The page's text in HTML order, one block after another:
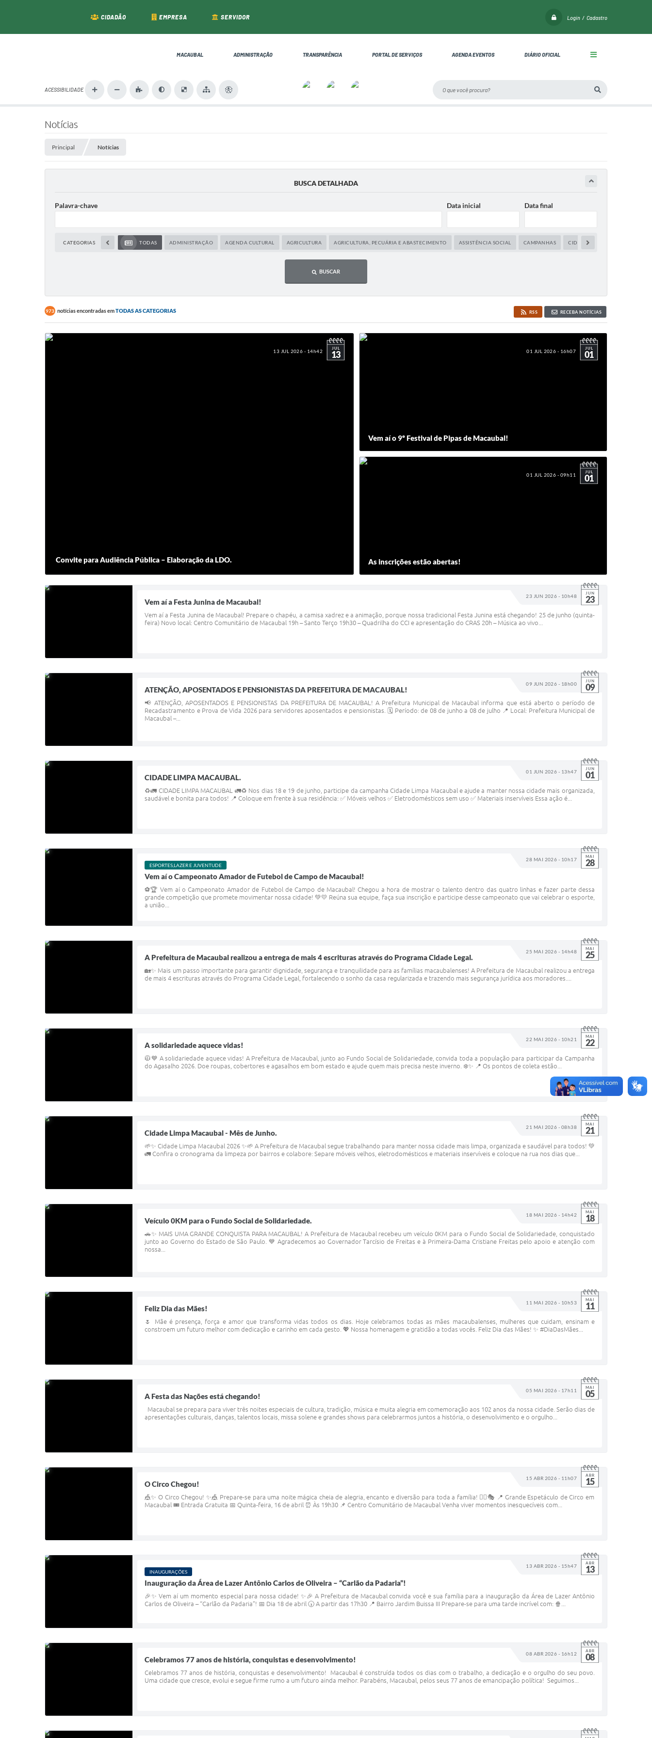
Login / Cadastro
CIDADÃO EMPRESA SERVIDOR
MACAUBAL ADMINISTRAÇÃO TRANSPARÊNCIA PORTAL DE SERVIÇOS AGENDA EVENTOS DIÁRIO OFICIAL
ACESSIBILIDADE
Notícias
Principal Notícias
BUSCA DETALHADA
Palavra-chave Data inicial Data final
CATEGORIAS TODAS ADMINISTRAÇÃO AGENDA CULTURAL AGRICULTURA AGRICULTURA, PECUÁRIA E ABASTECIMENTO ASSISTÊNCIA SOCIAL CAMPANHAS CIDADES
BUSCAR
973 notícias encontradas emTODAS AS CATEGORIAS RSS RECEBA NOTÍCIAS
13 JUL 2026 - 14h42 JUL
13
Convite para Audiência Pública – Elaboração da LDO.
01 JUL 2026 - 16h07 JUL
01
Vem aí o 9º Festival de Pipas de Macaubal!
01 JUL 2026 - 09h11 JUL
01
As inscrições estão abertas!
23 JUN 2026 - 10h48 JUN
23
Vem aí a Festa Junina de Macaubal!
Vem aí a Festa Junina de Macaubal! Prepare o chapéu, a camisa xadrez e a animação, porque nossa tradicional Festa Junina está chegando! 25 de junho (quinta-
feira) Novo local: Centro Comunitário de Macaubal 19h – Santo Terço 19h30 – Quadrilha do CCI e apresentação do CRAS 20h – Música ao vivo...
09 JUN 2026 - 18h00 JUN
09
ATENÇÃO, APOSENTADOS E PENSIONISTAS DA PREFEITURA DE MACAUBAL!
📢 ATENÇÃO, APOSENTADOS E PENSIONISTAS DA PREFEITURA DE MACAUBAL! A Prefeitura Municipal de Macaubal informa que está aberto o período de
Recadastramento e Prova de Vida 2026 para servidores aposentados e pensionistas. 🗓 Período: de 08 de junho a 08 de julho 📍 Local: Prefeitura Municipal de
Macaubal –...
01 JUN 2026 - 13h47 JUN
01
CIDADE LIMPA MACAUBAL.
♻️🚛 CIDADE LIMPA MACAUBAL 🚛♻️ Nos dias 18 e 19 de junho, participe da campanha Cidade Limpa Macaubal e ajude a manter nossa cidade mais organizada,
saudável e bonita para todos! 📍 Coloque em frente à sua residência: ✅ Móveis velhos ✅ Eletrodomésticos sem uso ✅ Materiais inservíveis Essa ação é...
28 MAI 2026 - 10h17 MAI
28
ESPORTES,LAZER E JUVENTUDE
Vem aí o Campeonato Amador de Futebol de Campo de Macaubal!
⚽🏆 Vem aí o Campeonato Amador de Futebol de Campo de Macaubal! Chegou a hora de mostrar o talento dentro das quatro linhas e fazer parte dessa
grande competição que promete movimentar nossa cidade! 💚💛 Reúna sua equipe, faça sua inscrição e participe desse campeonato que vai celebrar o esporte,
a união...
25 MAI 2026 - 14h48 MAI
25
A Prefeitura de Macaubal realizou a entrega de mais 4 escrituras através do Programa Cidade Legal.
🏡✨ Mais um passo importante para garantir dignidade, segurança e tranquilidade para as famílias macaubalenses! A Prefeitura de Macaubal realizou a entrega
de mais 4 escrituras através do Programa Cidade Legal, fortalecendo o sonho da casa regularizada e trazendo mais segurança jurídica aos moradores....
22 MAI 2026 - 10h21 MAI
22
A solidariedade aquece vidas!
🧥💙 A solidariedade aquece vidas! A Prefeitura de Macaubal, junto ao Fundo Social de Solidariedade, convida toda a população para participar da Campanha
do Agasalho 2026. Doe roupas, cobertores e agasalhos em bom estado e ajude quem mais precisa neste inverno. ❄️✨ 📍 Os pontos de coleta estão...
21 MAI 2026 - 08h38 MAI
21
Cidade Limpa Macaubal - Mês de Junho.
🌱✨ Cidade Limpa Macaubal 2026 ✨🌱 A Prefeitura de Macaubal segue trabalhando para manter nossa cidade mais limpa, organizada e saudável para todos! 💚
🚛 Confira o cronograma da limpeza por bairros e colabore: Separe móveis velhos, eletrodomésticos e materiais inservíveis e coloque na rua nos dias que...
18 MAI 2026 - 14h42 MAI
18
Veículo 0KM para o Fundo Social de Solidariedade.
🚗✨ MAIS UMA GRANDE CONQUISTA PARA MACAUBAL! A Prefeitura de Macaubal recebeu um veículo 0KM para o Fundo Social de Solidariedade, conquistado
junto ao Governo do Estado de São Paulo. 💙 Agradecemos ao Governador Tarcísio de Freitas e à Primeira-Dama Cristiane Freitas pelo apoio e atenção com
nossa...
11 MAI 2026 - 10h53 MAI
11
Feliz Dia das Mães!
🌷 Mãe é presença, força e amor que transforma vidas todos os dias. Hoje celebramos todas as mães macaubalenses, mulheres que cuidam, ensinam e
constroem um futuro melhor com dedicação e carinho em cada gesto. 💖 Nossa homenagem e gratidão a todas vocês. Feliz Dia das Mães! ✨ #DiaDasMães...
05 MAI 2026 - 17h11 MAI
05
A Festa das Nações está chegando!
Macaubal se prepara para viver três noites especiais de cultura, tradição, música e muita alegria em comemoração aos 102 anos da nossa cidade. Serão dias de
apresentações culturais, danças, talentos locais, missa solene e grandes shows para celebrarmos juntos a história, o desenvolvimento e o orgulho...
15 ABR 2026 - 11h07 ABR
15
O Circo Chegou!
🎪✨ O Circo Chegou! ✨🎪 Prepare-se para uma noite mágica cheia de alegria, encanto e diversão para toda a família! 🤹‍♂️🎭 📍 Grande Espetáculo de Circo em
Macaubal 🎟️ Entrada Gratuita 📅 Quinta-feira, 16 de abril ⏰ Às 19h30 📌 Centro Comunitário de Macaubal Venha viver momentos inesquecíveis com...
13 ABR 2026 - 15h47 ABR
13
INAUGURAÇÕES
Inauguração da Área de Lazer Antônio Carlos de Oliveira – “Carlão da Padaria”!
🎉✨ Vem aí um momento especial para nossa cidade! ✨🎉 A Prefeitura de Macaubal convida você e sua família para a inauguração da Área de Lazer Antônio
Carlos de Oliveira – “Carlão da Padaria”! 📅 Dia 18 de abril 🕠 A partir das 17h30 📍 Bairro Jardim Buissa III Prepare-se para uma tarde incrível com: 🍿...
08 ABR 2026 - 16h12 ABR
08
Celebramos 77 anos de história, conquistas e desenvolvimento!
Celebramos 77 anos de história, conquistas e desenvolvimento! Macaubal é construída todos os dias com o trabalho, a dedicação e o orgulho do seu povo.
Uma cidade que cresce, evolui e segue firme rumo a um futuro ainda melhor. Parabéns, Macaubal, pelos seus 77 anos de emancipação política! Seguimos...